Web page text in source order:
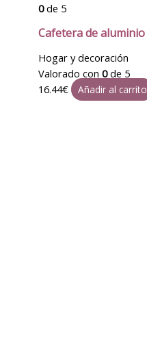
0de 5
Cafetera de aluminio
Hogar y decoración
Valorado con 0de 5
16.44€ Añadir al carrito